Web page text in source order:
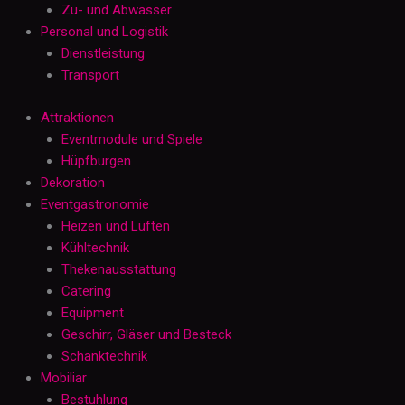
Zu- und Abwasser
Personal und Logistik
Dienstleistung
Transport
Attraktionen
Eventmodule und Spiele
Hüpfburgen
Dekoration
Eventgastronomie
Heizen und Lüften
Kühltechnik
Thekenausstattung
Catering
Equipment
Geschirr, Gläser und Besteck
Schanktechnik
Mobiliar
Bestuhlung